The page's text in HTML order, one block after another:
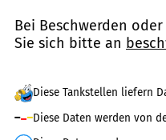
Bei Beschwerden
Sie sich bitte an
Diese Tankstellen liefern
Diese Daten werden von